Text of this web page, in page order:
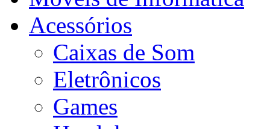
Acessórios
Caixas de Som
Eletrônicos
Games